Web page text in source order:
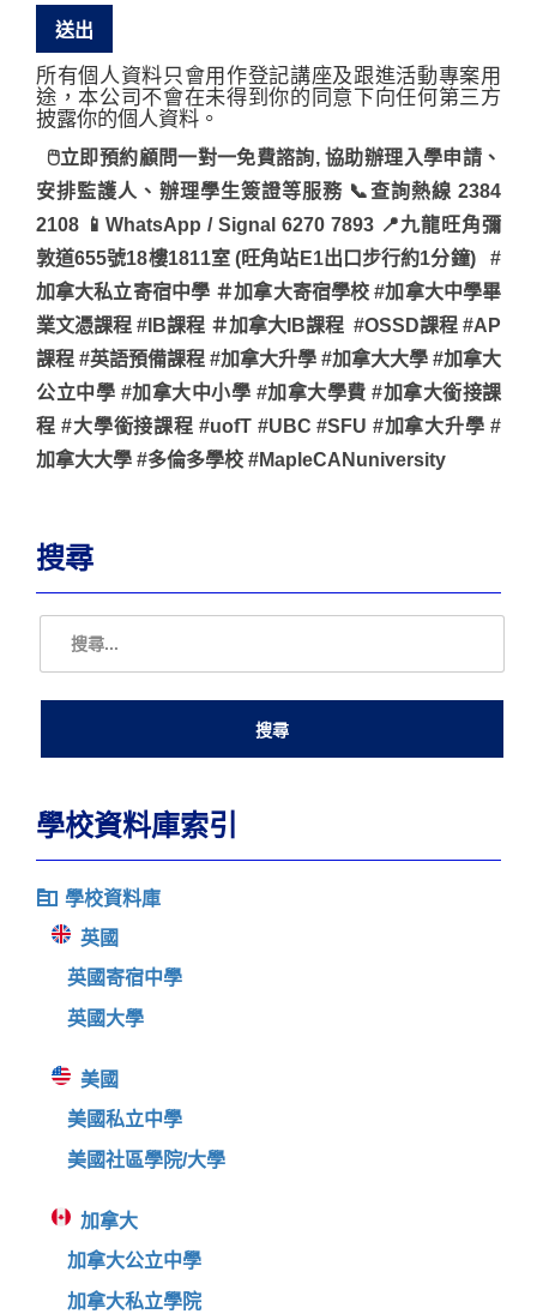
所有個人資料只會用作登記講座及跟進活動專案用
途，本公司不會在未得到你的同意下向任何第三方
披露你的個人資料。
🖱立即預約顧問一對一免費諮詢, 協助辦理入學申請、
安排監護人、辦理學生簽證等服務 📞查詢熱線 2384
2108 📱WhatsApp / Signal 6270 7893 📍九龍旺角彌
敦道655號18樓1811室 (旺角站E1出口步行約1分鐘) #
加拿大私立寄宿中學 ＃加拿大寄宿學校 #加拿大中學畢
業文憑課程 #IB課程 ＃加拿大IB課程 #OSSD課程 #AP
課程 #英語預備課程 #加拿大升學 #加拿大大學 #加拿大
公立中學 #加拿大中小學 #加拿大學費 #加拿大銜接課
程 #大學銜接課程 #uofT #UBC #SFU #加拿大升學 #
加拿大大學 #多倫多學校 #MapleCANuniversity
搜尋
學校資料庫索引
學校資料庫
英國
英國寄宿中學
英國大學
美國
美國私立中學
美國社區學院/大學
加拿大
加拿大公立中學
加拿大私立學院